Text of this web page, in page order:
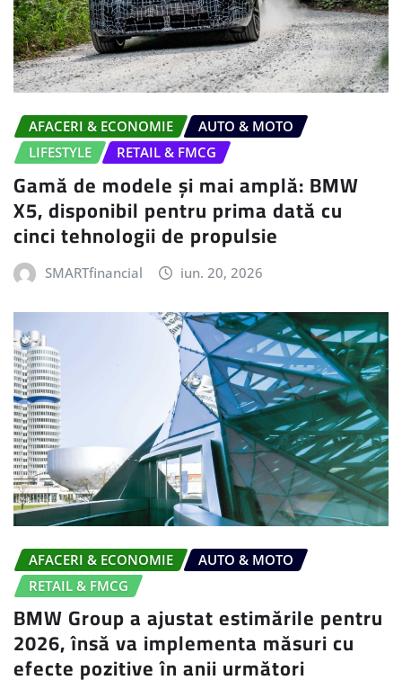
AFACERI & ECONOMIE
AUTO & MOTO
LIFESTYLE
RETAIL & FMCG
Gamă de modele și mai amplă: BMW
X5, disponibil pentru prima dată cu
cinci tehnologii de propulsie
SMARTfinancial iun. 20, 2026
AFACERI & ECONOMIE
AUTO & MOTO
RETAIL & FMCG
BMW Group a ajustat estimările pentru
2026, însă va implementa măsuri cu
efecte pozitive în anii următori